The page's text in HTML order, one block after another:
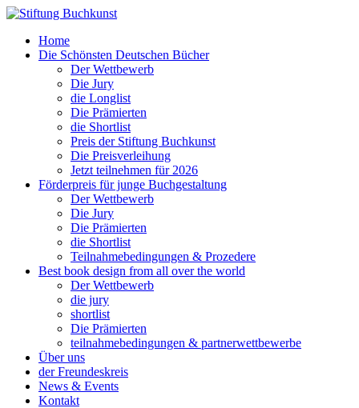
Home
Die Schönsten Deutschen Bücher
Der Wettbewerb
Die Jury
die Longlist
Die Prämierten
die Shortlist
Preis der Stiftung Buchkunst
Die Preisverleihung
Jetzt teilnehmen für 2026
Förderpreis für junge Buchgestaltung
Der Wettbewerb
Die Jury
Die Prämierten
die Shortlist
Teilnahmebedingungen & Prozedere
Best book design from all over the world
Der Wettbewerb
die jury
shortlist
Die Prämierten
teilnahmebedingungen & partnerwettbewerbe
Über uns
der Freundeskreis
News & Events
Kontakt